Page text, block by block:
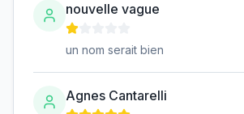
nouvelle vague
un nom serait bien
Agnes Cantarelli